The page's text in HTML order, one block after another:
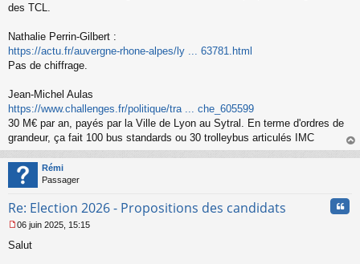
s
g
e
n
u
des TCL.
Nathalie Perrin-Gilbert :
https://actu.fr/auvergne-rhone-alpes/ly ... 63781.html
Pas de chiffrage.
Jean-Michel Aulas
https://www.challenges.fr/politique/tra ... che_605599
30 M€ par an, payés par la Ville de Lyon au Sytral. En terme d'ordres de
grandeur, ça fait 100 bus standards ou 30 trolleybus articulés IMC
au
Rémi
Passager
Re: Election 2026 - Propositions des candidats
e
06 juin 2025, 15:15
Salut